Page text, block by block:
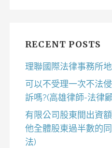
RECENT POSTS
理聯國際法律事務所
可以不受理一次不法
訴嗎?(高雄律師-法律
有限公司股東間出資
他全體股東過半數的
法)